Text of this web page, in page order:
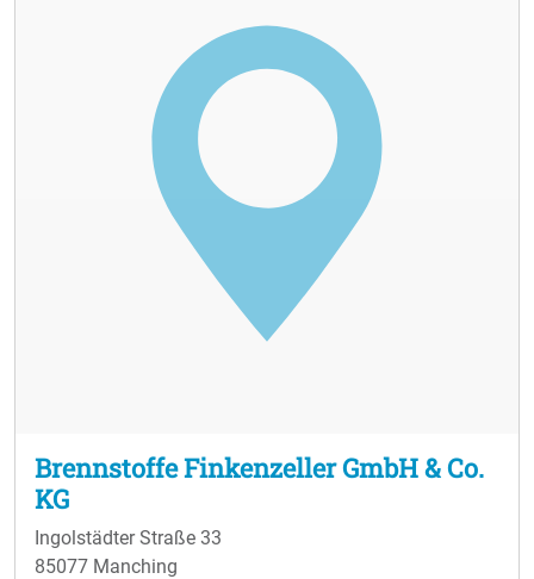
Brennstoffe Finkenzeller GmbH & Co.
KG
Ingolstädter Straße 33
85077 Manching